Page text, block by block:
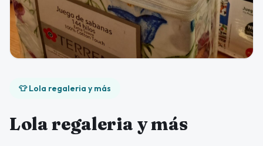
👕 Lola regaleria y más
Lola regaleria y más